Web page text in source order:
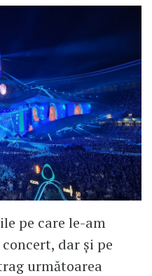
pe care le-am
dar și pe
următoarea